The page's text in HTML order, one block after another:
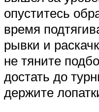
опуститесь
время
рывки и
не тяните
достать до
держите